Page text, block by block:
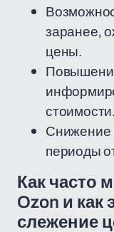
заранее,
цены.
стоимости.
Снижение
периоды
Как часто
Ozon и как
слежение